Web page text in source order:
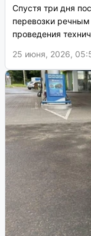
Спустя три дня
перевозки речным
проведения
25 июня, 2026,